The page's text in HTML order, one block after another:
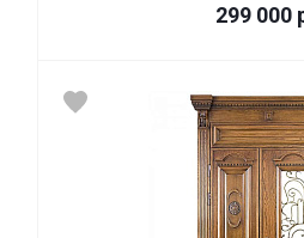
299 000